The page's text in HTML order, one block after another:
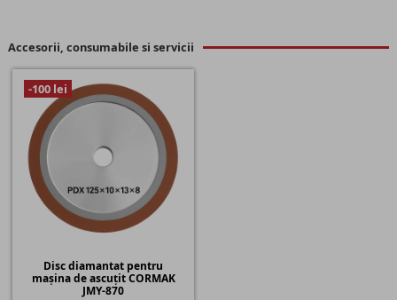
Accesorii, consumabile si servicii
-100 lei
Disc diamantat pentru
mașina de ascuțit CORMAK
JMY-870